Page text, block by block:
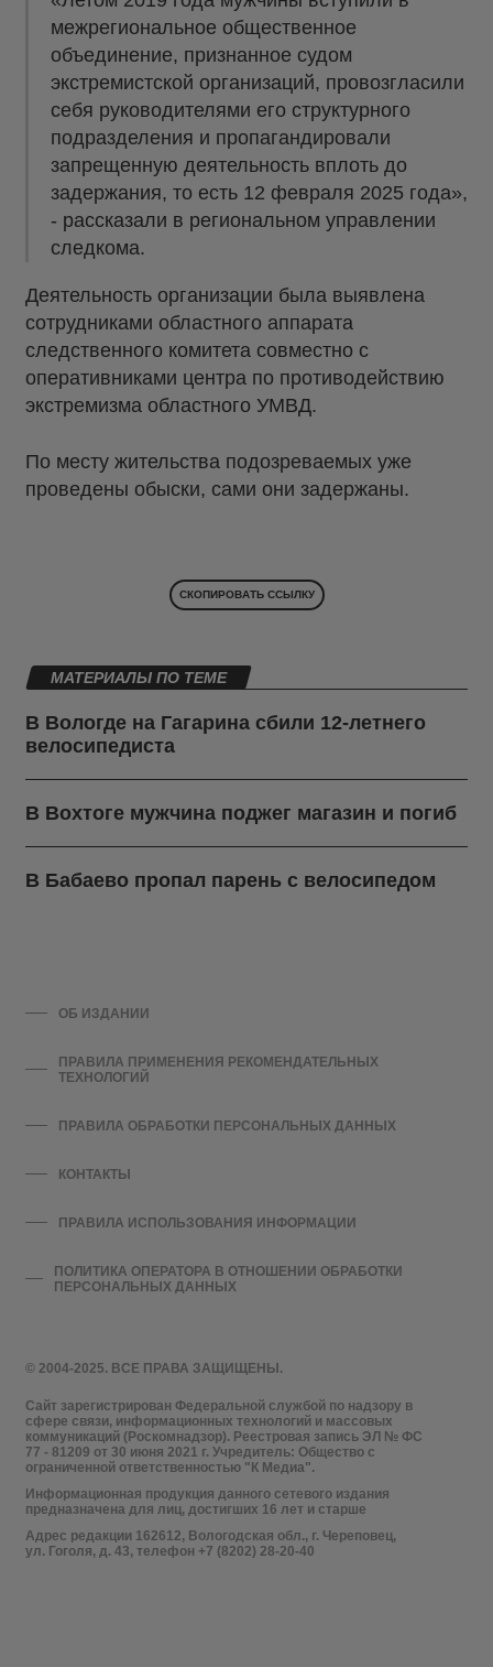
межрегиональное общественное
объединение, признанное судом
экстремистской организаций, провозгласили
себя руководителями его структурного
подразделения и пропагандировали
запрещенную деятельность вплоть до
задержания, то есть 12 февраля 2025 года»,
- рассказали в региональном управлении
следкома.
Деятельность организации была выявлена
сотрудниками областного аппарата
следственного комитета совместно с
оперативниками центра по противодействию
экстремизма областного УМВД.
По месту жительства подозреваемых уже
проведены обыски, сами они задержаны.
СКОПИРОВАТЬ ССЫЛКУ
МАТЕРИАЛЫ ПО ТЕМЕ
В Вологде на Гагарина сбили 12-летнего
велосипедиста
В Вохтоге мужчина поджег магазин и погиб
В Бабаево пропал парень с велосипедом
© 2004-2025. ВСЕ ПРАВА ЗАЩИЩЕНЫ.
Сайт зарегистрирован Федеральной службой по надзору в
сфере связи, информационных технологий и массовых
коммуникаций (Роскомнадзор). Реестровая запись ЭЛ № ФС
77 - 81209 от 30 июня 2021 г. Учредитель: Общество с
ограниченной ответственностью "К Медиа".
Информационная продукция данного сетевого издания
предназначена для лиц, достигших 16 лет и старше
Адрес редакции 162612, Вологодская обл., г. Череповец,
ул. Гоголя, д. 43, телефон +7 (8202) 28-20-40
ОБ ИЗДАНИИ
ПРАВИЛА ПРИМЕНЕНИЯ РЕКОМЕНДАТЕЛЬНЫХ
ТЕХНОЛОГИЙ
ПРАВИЛА ОБРАБОТКИ ПЕРСОНАЛЬНЫХ ДАННЫХ
КОНТАКТЫ
ПРАВИЛА ИСПОЛЬЗОВАНИЯ ИНФОРМАЦИИ
ПОЛИТИКА ОПЕРАТОРА В ОТНОШЕНИИ ОБРАБОТКИ
ПЕРСОНАЛЬНЫХ ДАННЫХ